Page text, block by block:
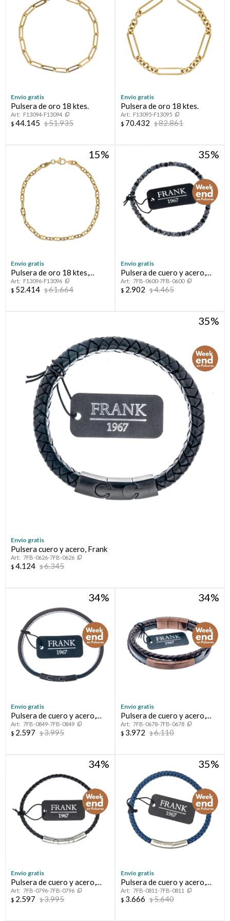
Envío gratis
Pulsera de oro 18 ktes.
F13094-F13094
$ 44.145 $51.935
Envío gratis
Pulsera de oro 18 ktes.
F13095-F13095
$ 70.432 $82.861
15
Envío gratis
Pulsera de oro 18 ktes,
MARINERO.
F13096-F13096
$ 52.414 $61.664
35
Envío gratis
Pulsera de cuero y acero,
FRANK7FB-0600-7FB-0600
$ 2.902 $4.465
35
Envío gratis
Pulsera cuero y acero, Frank
7FB-0626-7FB-0626
$ 4.124 $6.345
34
Envío gratis
Pulsera de cuero y acero,
FRANK7FB-0849-7FB-0849
$ 2.597 $3.995
34
Envío gratis
Pulsera de cuero y acero,
FRANK7FB-0678-7FB-0678
$ 3.972 $6.110
34
Envío gratis
Pulsera de cuero y acero,
FRANK7FB-0796-7FB-0796
$ 2.597 $3.995
35
Envío gratis
Pulsera de cuero y acero,
FRANK7FB-0811-7FB-0811
$ 3.666 $5.640
Compromiso
Día del niño